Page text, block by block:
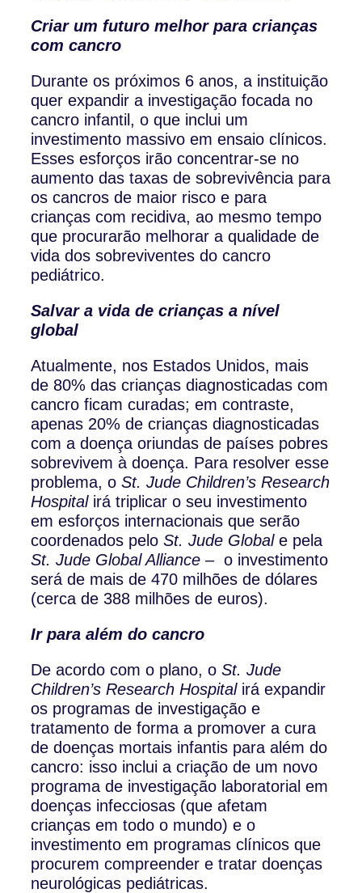
Criar um futuro melhor para crianças
com cancro
Durante os próximos 6 anos, a instituição
quer expandir a investigação focada no
cancro infantil, o que inclui um
investimento massivo em ensaio clínicos.
Esses esforços irão concentrar-se no
aumento das taxas de sobrevivência para
os cancros de maior risco e para
crianças com recidiva, ao mesmo tempo
que procurarão melhorar a qualidade de
vida dos sobreviventes do cancro
pediátrico.
Salvar a vida de crianças a nível
global
Atualmente, nos Estados Unidos, mais
de 80% das crianças diagnosticadas com
cancro ficam curadas; em contraste,
apenas 20% de crianças diagnosticadas
com a doença oriundas de países pobres
sobrevivem à doença. Para resolver esse
problema, oSt. Jude Children’s Research
Hospitalirá triplicar o seu investimento
em esforços internacionais que serão
coordenados peloSt. Jude Globale pela
St. Jude Global Alliance – o investimento
será de mais de 470 milhões de dólares
(cerca de 388 milhões de euros).
Ir para além do cancro
De acordo com o plano, oSt. Jude
Children’s Research Hospitalirá expandir
os programas de investigação e
tratamento de forma a promover a cura
de doenças mortais infantis para além do
cancro: isso inclui a criação de um novo
programa de investigação laboratorial em
doenças infecciosas (que afetam
crianças em todo o mundo) e o
investimento em programas clínicos que
procurem compreender e tratar doenças
neurológicas pediátricas.